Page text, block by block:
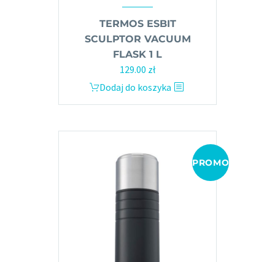
TERMOS ESBIT
SCULPTOR VACUUM
FLASK 1 L
129.00 zł
Dodaj do koszyka
PROMOCJA!